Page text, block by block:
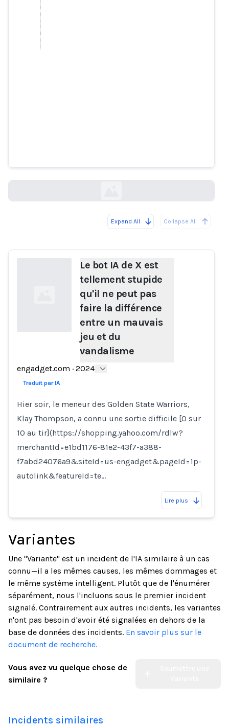
Expand All Collapse All
Le bot IA de X est
tellement stupide
qu'il ne peut pas
faire la différence
entre un mauvais
jeu et du
vandalisme
engadget.com · 2024
Traduit par IA
Hier soir, le meneur des Golden State Warriors,
Klay Thompson, a connu une sortie difficile [0 sur
10 au tir](https://shopping.yahoo.com/rdlw?
merchantId=e1bd1176-81e2-43f7-a388-
f7abd24076a9&siteId=us-engadget&pageId=1p-
autolink&featureId=te…
Lire plus
Variantes
Une "Variante" est un incident de l'IA similaire à un cas
connu—il a les mêmes causes, les mêmes dommages et
le même système intelligent. Plutôt que de l'énumérer
séparément, nous l'incluons sous le premier incident
signalé. Contrairement aux autres incidents, les variantes
n'ont pas besoin d'avoir été signalées en dehors de la
base de données des incidents. En savoir plus sur le
document de recherche.
Vous avez vu quelque chose de
similaire ?
Incidents similaires